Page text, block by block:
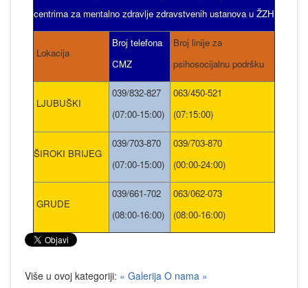
centrima za mentalno zdravlje zdravstvenih ustanova u ŽZH
Lokacija
Broj telefona
CMZ
Broj linije za
psihosocijalnu podršku
LJUBUŠKI
039/832-827
(07:00-15:00)
063/450-521
(07:15:00)
ŠIROKI BRIJEG
039/703-870
(07:00-15:00)
039/703-870
(00:00-24:00)
GRUDE
039/661-702
(08:00-16:00)
063/062-073
(08:00-16:00)
Više u ovoj kategoriji: « Galerija O nama »